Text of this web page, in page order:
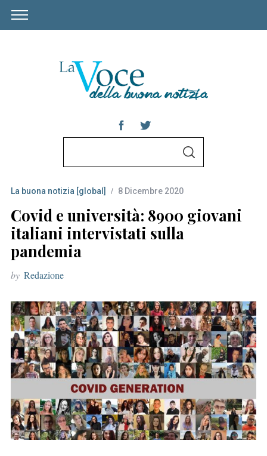
r
c
h
f
o
r
S
La buona notizia [global] 8 Dicembre 2020
Covid e università: 8900 giovani
italiani intervistati sulla
pandemia
by Redazione